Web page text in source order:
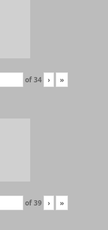
of34 › »
of39 › »